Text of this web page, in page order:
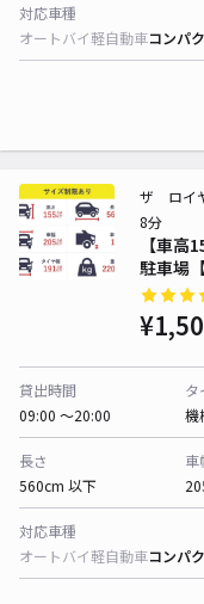
対応車種
オートバイ軽自動車コンパ
【車
駐車場
ザ ロイ
8分
貸出時間
09:00 〜20:00
タ
機
長さ
560cm 以下
車
対応車種
オートバイ軽自動車コンパ